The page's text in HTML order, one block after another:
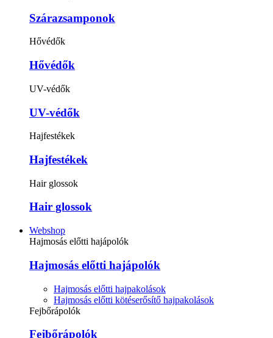
Szárazsamponok
Hővédők
Hővédők
UV-védők
UV-védők
Hajfestékek
Hajfestékek
Hair glossok
Hair glossok
Webshop
Hajmosás előtti hajápolók
Hajmosás előtti hajápolók
Hajmosás előtti hajpakolások
Hajmosás előtti kötéserősítő hajpakolások
Fejbőrápolók
Fejbőrápolók